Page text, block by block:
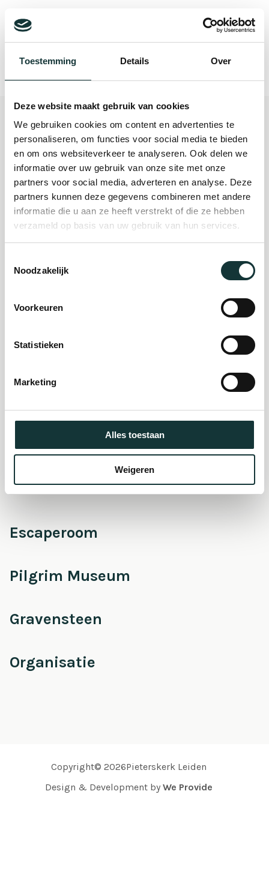
Toestemming Details Over
Deze website maakt gebruik van cookies
We gebruiken cookies om content en advertenties te
personaliseren, om functies voor social media te bieden
en om ons websiteverkeer te analyseren. Ook delen we
informatie over uw gebruik van onze site met onze
partners voor social media, adverteren en analyse. Deze
partners kunnen deze gegevens combineren met andere
informatie die u aan ze heeft verstrekt of die ze hebben
verzameld op basis van uw gebruik van hun services.
Noodzakelijk
Voorkeuren
Statistieken
Marketing
Alles toestaan
Weigeren
Bekijk alle blogberichten
Plan je bezoek
Evenement
organiseren
Orgel Masterclass
museum
Onderhoud &
Restauratie
Café Pieter
Escaperoom
Pilgrim Museum
Gravensteen
Organisatie
Copyright© 2026Pieterskerk Leiden
Design & Development by We Provide